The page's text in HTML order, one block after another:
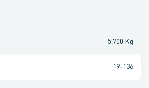
5,700 Kg
19-136